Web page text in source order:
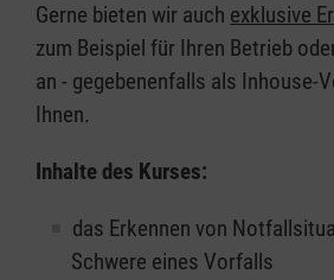
Gerne bieten wir auch exklusive
zum Beispiel für Ihren Betrieb
an - gegebenenfalls als Inhouse-
Ihnen.
Inhalte des Kurses:
das Erkennen von
Schwere eines Vorfalls